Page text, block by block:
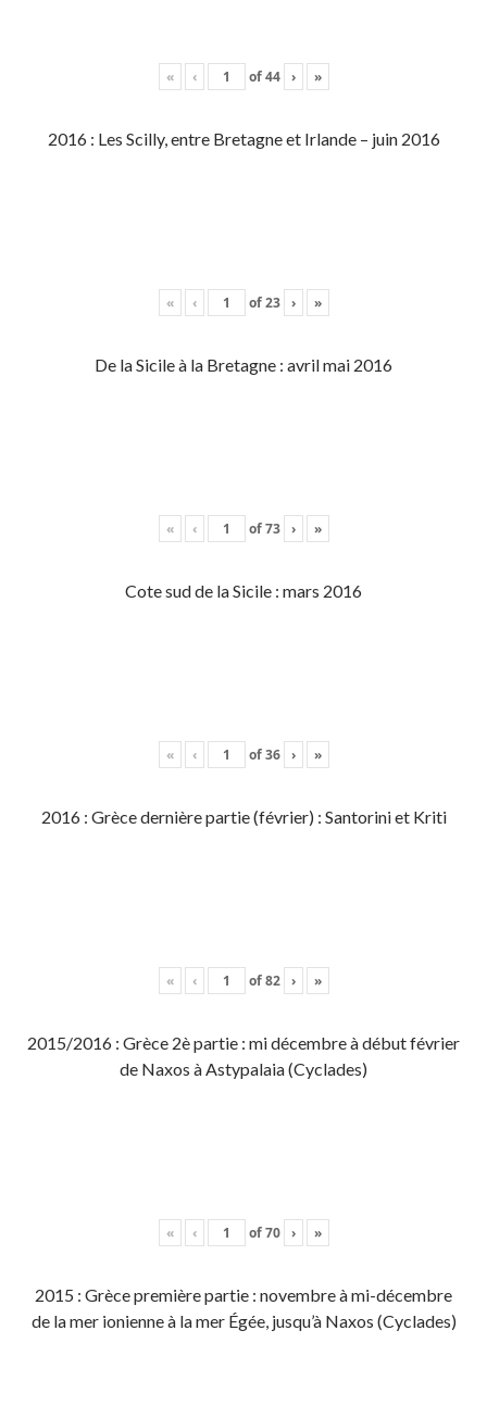
« ‹ of44 › »
2016 : Les Scilly, entre Bretagne et Irlande – juin 2016
« ‹ of23 › »
De la Sicile à la Bretagne : avril mai 2016
« ‹ of73 › »
Cote sud de la Sicile : mars 2016
« ‹ of36 › »
2016 : Grèce dernière partie (février) : Santorini et Kriti
« ‹ of82 › »
2015/2016 : Grèce 2è partie : mi décembre à début février
de Naxos à Astypalaia (Cyclades)
« ‹ of70 › »
2015 : Grèce première partie : novembre à mi-décembre
de la mer ionienne à la mer Égée, jusqu’à Naxos (Cyclades)